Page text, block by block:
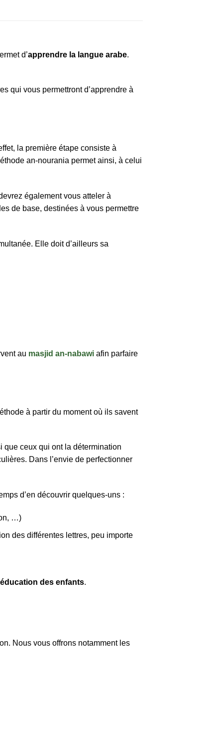
d’apprendre la langue arabe.
qui vous permettront d’apprendre à
la première étape consiste à
an-nourania permet ainsi, à celui
également vous atteler à
de base, destinées à vous permettre
Elle doit d’ailleurs sa
au masjid an-nabawi afin parfaire
à partir du moment où ils savent
que ceux qui ont la détermination
Dans l’envie de perfectionner
d’en découvrir quelques-uns :
…)
des différentes lettres, peu importe
des enfants.
Nous vous offrons notamment les